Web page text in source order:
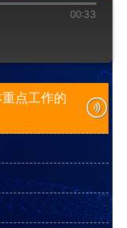
点工作的
00:33